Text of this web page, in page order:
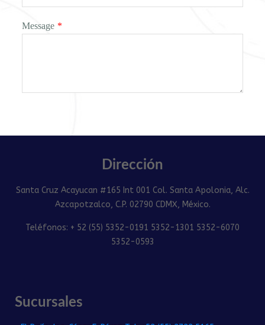
Message *
Dirección
Santa Cruz Acayucan #165 Int 001 Col. Santa Apolonia, Alc.
Azcapotzalco, C.P. 02790 CDMX, México.
Teléfonos: + 52 (55) 5352-0191 5352-1301 5352-6070
5352-0593
Sucursales